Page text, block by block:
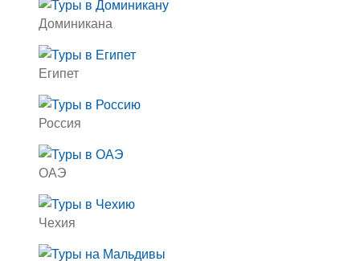
Доминикана
Египет
Россия
ОАЭ
Чехия